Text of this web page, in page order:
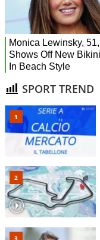
SPORT TREND